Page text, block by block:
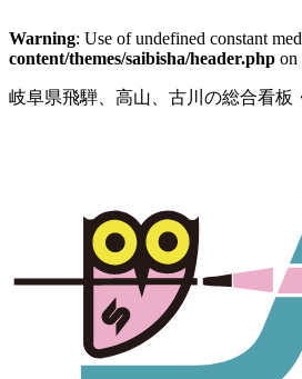
Warning: Use of undefined constant
content/themes/saibisha/header.php on
岐阜県飛騨、高山、古川の総合看板